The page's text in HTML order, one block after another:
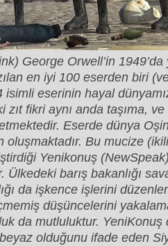
George Orwell’in
en iyi 100 eserden biri
eserinin hayal
zıt fikri aynı anda taşıma,
Eserde dünya
Bu mucize
Yenikonuş
barış bakanlığı
da işkence işlerini
düşüncelerini
da mutluluktur.
olduğunu ifade eden